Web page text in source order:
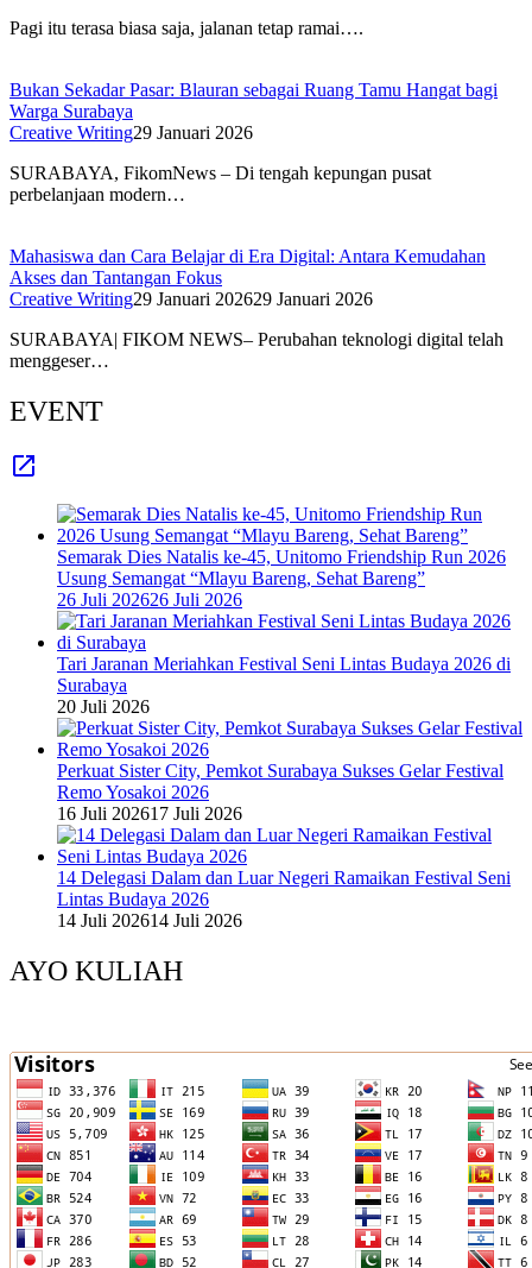
Pagi itu terasa biasa saja, jalanan tetap ramai….
Bukan Sekadar Pasar: Blauran sebagai Ruang Tamu Hangat bagi
Warga Surabaya
Creative Writing29 Januari 2026
SURABAYA, FikomNews – Di tengah kepungan pusat
perbelanjaan modern…
Mahasiswa dan Cara Belajar di Era Digital: Antara Kemudahan
Akses dan Tantangan Fokus
Creative Writing29 Januari 202629 Januari 2026
SURABAYA| FIKOM NEWS– Perubahan teknologi digital telah
menggeser…
EVENT
Semarak Dies Natalis ke-45, Unitomo Friendship Run 2026
Usung Semangat “Mlayu Bareng, Sehat Bareng”
26 Juli 202626 Juli 2026
Tari Jaranan Meriahkan Festival Seni Lintas Budaya 2026 di
Surabaya
20 Juli 2026
Perkuat Sister City, Pemkot Surabaya Sukses Gelar Festival
Remo Yosakoi 2026
16 Juli 202617 Juli 2026
14 Delegasi Dalam dan Luar Negeri Ramaikan Festival Seni
Lintas Budaya 2026
14 Juli 202614 Juli 2026
AYO KULIAH